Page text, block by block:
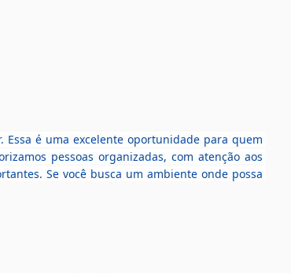
Essa é uma excelente oportunidade para quem
pessoas organizadas, com atenção aos
Se você busca um ambiente onde possa